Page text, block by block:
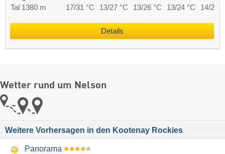
Tal 1380 m
17/31 °C 13/27 °C 13/26 °C 13/24 °C 14/26
Details
Wetter rund um Nelson
Weitere Vorhersagen in den Kootenay Rockies
Panorama